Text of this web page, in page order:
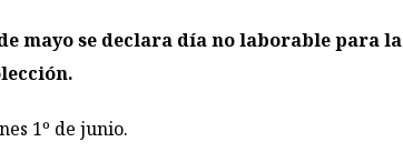
mayo se declara día no laborable para la
1º de junio.